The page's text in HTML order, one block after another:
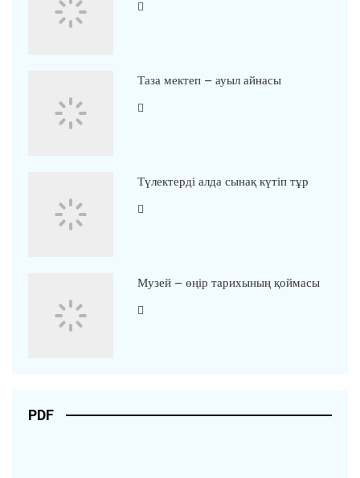
Таза мектеп – ауыл айнасы
Түлектерді алда сынақ күтіп тұр
Музей – өңір тарихының қоймасы
PDF